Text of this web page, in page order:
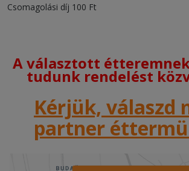
Csomagolási díj 100 Ft
A választott
tudunk rendelést
Kérjük, válaszd
partner